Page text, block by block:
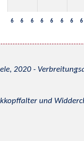
6 6 6 6 6 6 6 6
2020 -
und